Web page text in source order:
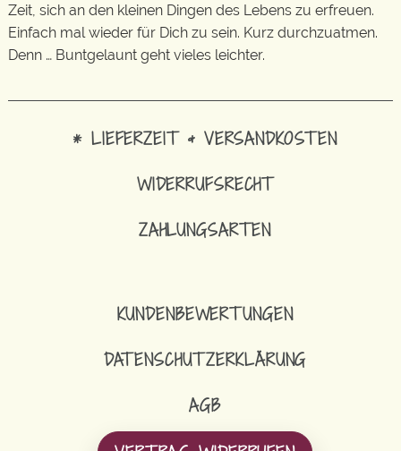
Zeit, sich an den kleinen Dingen des Lebens zu erfreuen.
Einfach mal wieder für Dich zu sein. Kurz durchzuatmen.
Denn … Buntgelaunt geht vieles leichter.
* LIEFERZEIT & VERSANDKOSTEN
WIDERRUFSRECHT
ZAHLUNGSARTEN
KUNDENBEWERTUNGEN
DATENSCHUTZERKLÄRUNG
AGB